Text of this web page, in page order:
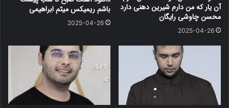
آن یار که من دارم شیرین دهنی دارد
محسن چاوشی رایگان
2025-04-26
باشم ریمیکس میثم ابراهیمی
2025-04-26